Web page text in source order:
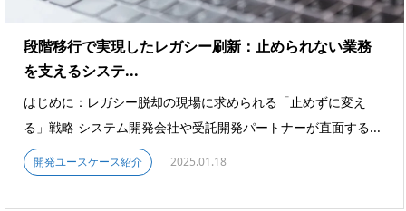
段階移行で実現したレガシー刷新：止められない業務
を支えるシステ...
はじめに：レガシー脱却の現場に求められる「止めずに変え
る」戦略 システム開発会社や受託開発パートナーが直面する...
開発ユースケース紹介 2025.01.18